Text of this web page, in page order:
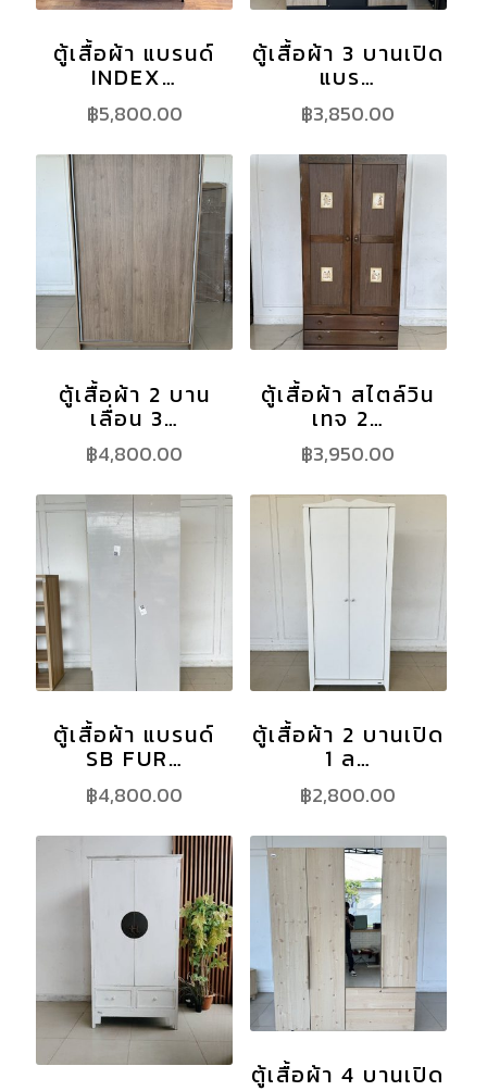
ตู้เสื้อผ้า แบรนด์
INDEX…
฿5,800.00
ตู้เสื้อผ้า 3 บานเปิด
แบร…
฿3,850.00
ตู้เสื้อผ้า 2 บาน
เลื่อน 3…
฿4,800.00
ตู้เสื้อผ้า สไตล์วิน
เทจ 2…
฿3,950.00
ตู้เสื้อผ้า แบรนด์
SB FUR…
฿4,800.00
ตู้เสื้อผ้า 2 บานเปิด
1 ล…
฿2,800.00
ตู้เสื้อผ้า 4 บานเปิด